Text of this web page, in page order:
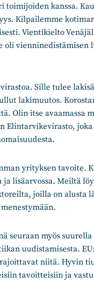
kanssa.
Kilpailemme
Vientikielto
vienninedistämisen
Sille tulee
lakimuutos.
Olin itse avaamassa
Elintarvikevirasto,
yrityksen tavoite.
ja lisäarvossa. Meiltä
joilla on alusta
seuraan myös
uudistamisesta.
niitä. Hyvin
tavoitteisiin ja